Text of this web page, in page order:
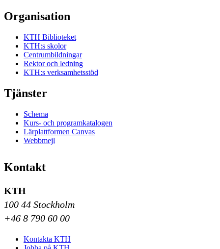
Organisation
KTH Biblioteket
KTH:s skolor
Centrumbildningar
Rektor och ledning
KTH:s verksamhetsstöd
Tjänster
Schema
Kurs- och programkatalogen
Lärplattformen Canvas
Webbmejl
Kontakt
KTH
100 44 Stockholm
+46 8 790 60 00
Kontakta KTH